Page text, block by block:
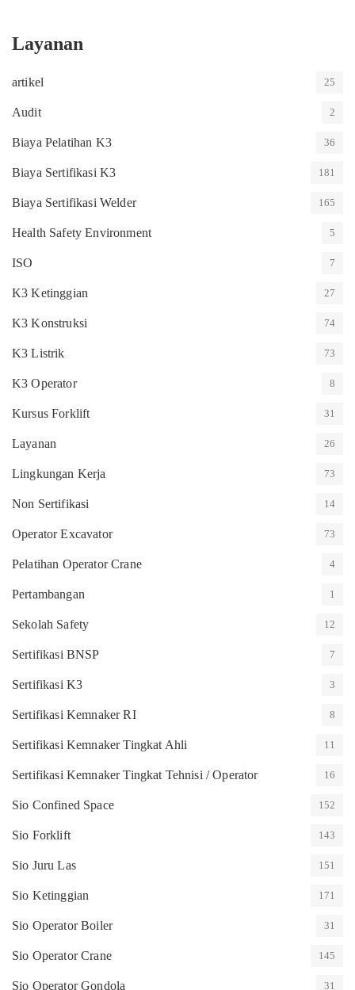
Layanan
artikel 25
Audit 2
Biaya Pelatihan K3 36
Biaya Sertifikasi K3 181
Biaya Sertifikasi Welder 165
Health Safety Environment 5
ISO 7
K3 Ketinggian 27
K3 Konstruksi 74
K3 Listrik 73
K3 Operator 8
Kursus Forklift 31
Layanan 26
Lingkungan Kerja 73
Non Sertifikasi 14
Operator Excavator 73
Pelatihan Operator Crane 4
Pertambangan 1
Sekolah Safety 12
Sertifikasi BNSP 7
Sertifikasi K3 3
Sertifikasi Kemnaker RI 8
Sertifikasi Kemnaker Tingkat Ahli 11
Sertifikasi Kemnaker Tingkat Tehnisi / Operator 16
Sio Confined Space 152
Sio Forklift 143
Sio Juru Las 151
Sio Ketinggian 171
Sio Operator Boiler 31
Sio Operator Crane 145
Sio Operator Gondola 31